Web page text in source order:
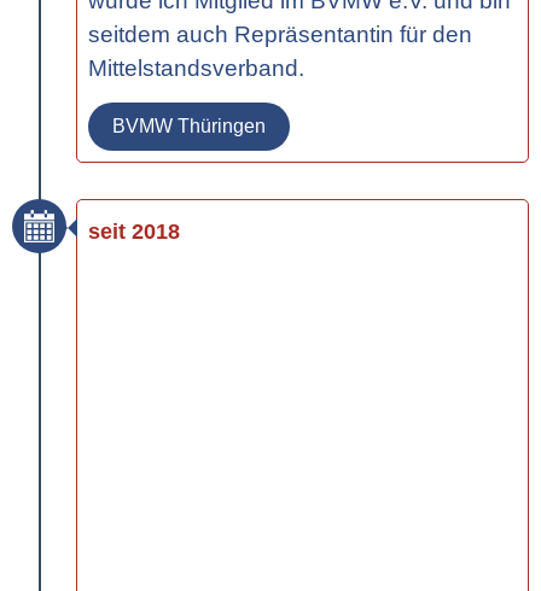
seitdem auch Repräsentantin für den
Mittelstandsverband.
BVMW Thüringen
seit 2018